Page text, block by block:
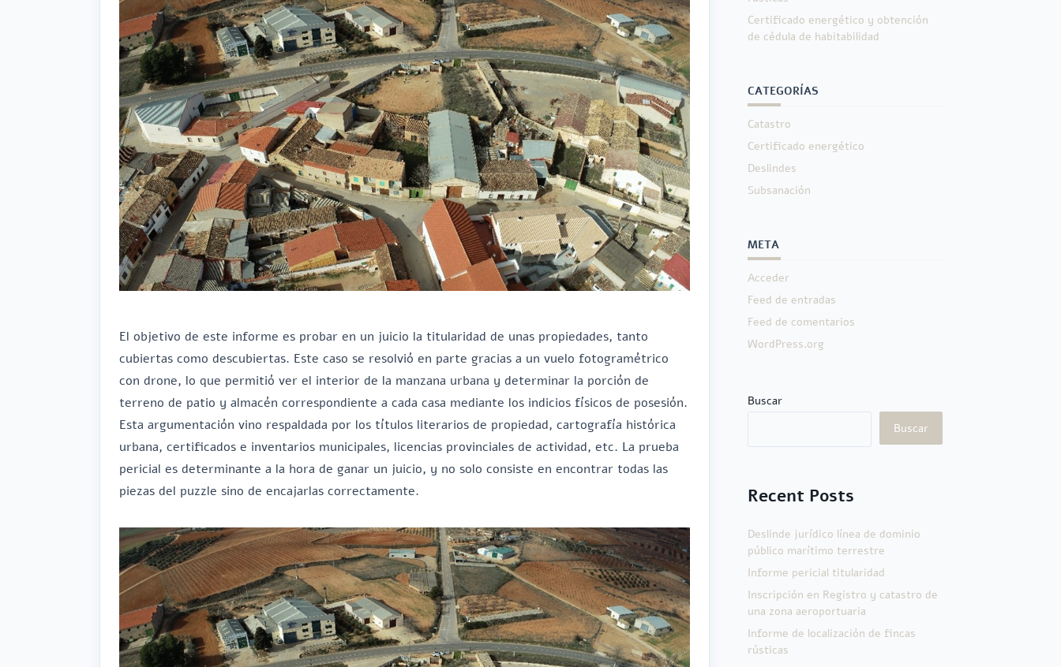
El objetivo de este informe es probar en un juicio la titularidad de unas propiedades, tanto
cubiertas como descubiertas. Este caso se resolvió en parte gracias a un vuelo fotogramétrico
con drone, lo que permitió ver el interior de la manzana urbana y determinar la porción de
terreno de patio y almacén correspondiente a cada casa mediante los indicios físicos de posesión.
Esta argumentación vino respaldada por los títulos literarios de propiedad, cartografía histórica
urbana, certificados e inventarios municipales, licencias provinciales de actividad, etc. La prueba
pericial es determinante a la hora de ganar un juicio, y no solo consiste en encontrar todas las
piezas del puzzle sino de encajarlas correctamente.
Certificado energético y obtención
de cédula de habitabilidad
CATEGORÍAS
Catastro
Certificado energético
Deslindes
Subsanación
META
Acceder
Feed de entradas
Feed de comentarios
WordPress.org
Buscar
Buscar
Recent Posts
Deslinde jurídico línea de dominio
público marítimo terrestre
Informe pericial titularidad
Inscripción en Registro y catastro de
una zona aeroportuaria
Informe de localización de fincas
rústicas